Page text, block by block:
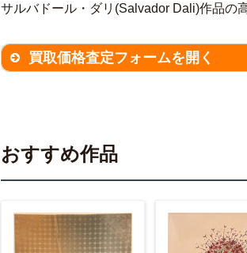
サルバドール・ダリ(Salvador Dali)作品の
買取価格査定フォームを開く
おすすめ作品